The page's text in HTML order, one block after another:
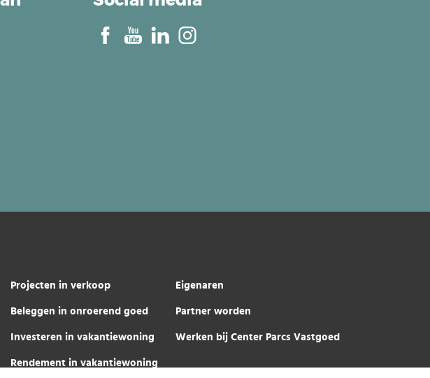
Projecten in verkoop
Beleggen in onroerend goed
Investeren in vakantiewoning
Rendement in vakantiewoning
Eigenaren
Partner worden
Werken bij Center Parcs Vastgoed